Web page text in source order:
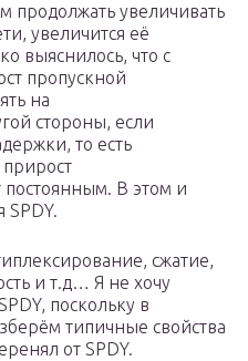
продолжать увеличивать
увеличится её
выяснилось, что с
пропускной
на
стороны, если
то есть
постоянным. В этом и
SPDY.
сжатие,
и т.д… Я не хочу
поскольку в
типичные свойства
от SPDY.